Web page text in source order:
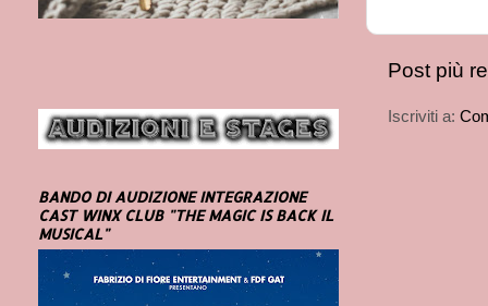
Post più
Iscriviti a:
BANDO DI AUDIZIONE INTEGRAZIONE
CAST WINX CLUB "THE MAGIC IS BACK IL
MUSICAL"